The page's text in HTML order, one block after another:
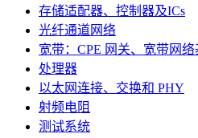
存储适配器、控制器及ICs
光纤通道网络
宽带：CPE 网关、宽带网
处理器
以太网连接、交换和 PHY
射频电阻
测试系统